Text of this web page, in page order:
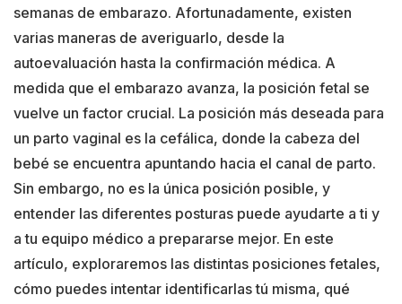
semanas de embarazo. Afortunadamente, existen
varias maneras de averiguarlo, desde la
autoevaluación hasta la confirmación médica. A
medida que el embarazo avanza, la posición fetal se
vuelve un factor crucial. La posición más deseada para
un parto vaginal es la cefálica, donde la cabeza del
bebé se encuentra apuntando hacia el canal de parto.
Sin embargo, no es la única posición posible, y
entender las diferentes posturas puede ayudarte a ti y
a tu equipo médico a prepararse mejor. En este
artículo, exploraremos las distintas posiciones fetales,
cómo puedes intentar identificarlas tú misma, qué